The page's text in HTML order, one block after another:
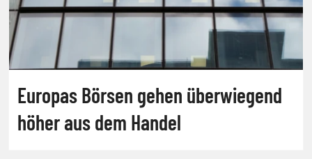
Europas Börsen gehen überwiegend
höher aus dem Handel